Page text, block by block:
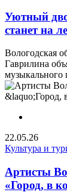
Уютный
станет на
Вологодская
Гаврилина
музыкального
22.05.26
Культура и
Артисты
«Город, в